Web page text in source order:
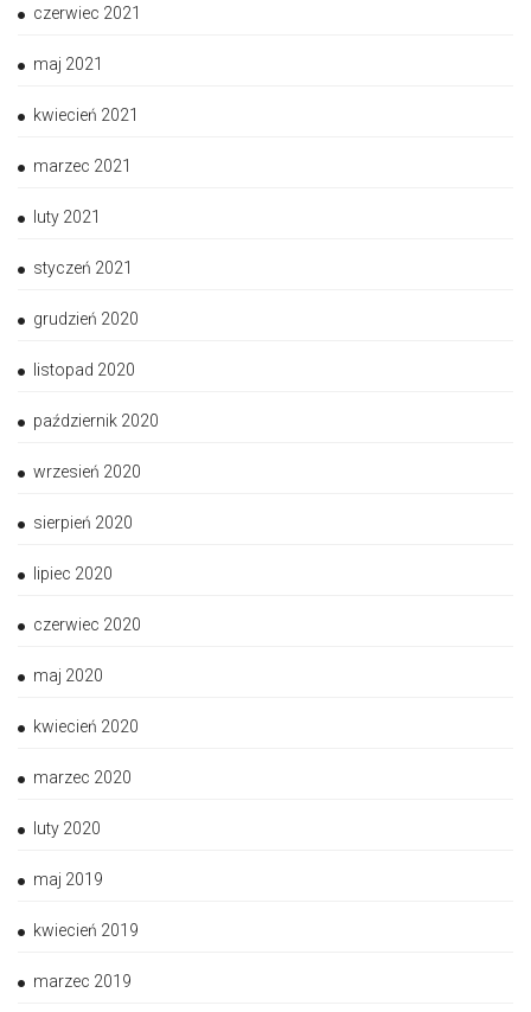
czerwiec 2021
maj 2021
kwiecień 2021
marzec 2021
luty 2021
styczeń 2021
grudzień 2020
listopad 2020
październik 2020
wrzesień 2020
sierpień 2020
lipiec 2020
czerwiec 2020
maj 2020
kwiecień 2020
marzec 2020
luty 2020
maj 2019
kwiecień 2019
marzec 2019